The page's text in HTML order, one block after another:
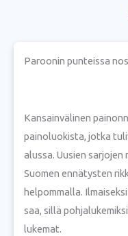
Paroonin punteissa
Kansainvälinen
painoluokista, jotka
alussa. Uusien
Suomen ennätysten
helpommalla.
saa, sillä
lukemat.